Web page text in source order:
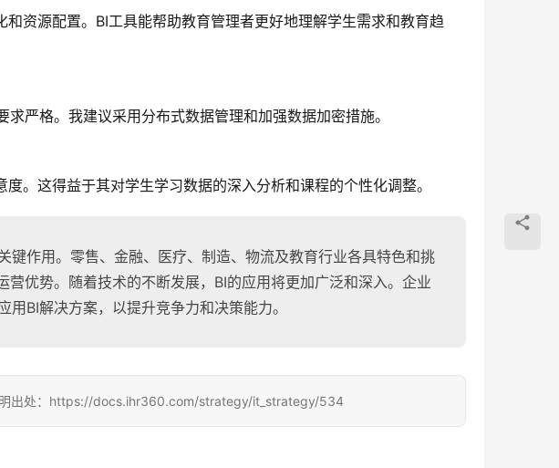
资源配置。BI工具能帮助教育管理者更好地理解学生需求和教育趋
严格。我建议采用分布式数据管理和加强数据加密措施。
。这得益于其对学生学习数据的深入分析和课程的个性化调整。
键作用。零售、金融、医疗、制造、物流及教育行业各具特色和挑
营优势。随着技术的不断发展，BI的应用将更加广泛和深入。企业
BI解决方案，以提升竞争力和决策能力。
明出处：https://docs.ihr360.com/strategy/it_strategy/534